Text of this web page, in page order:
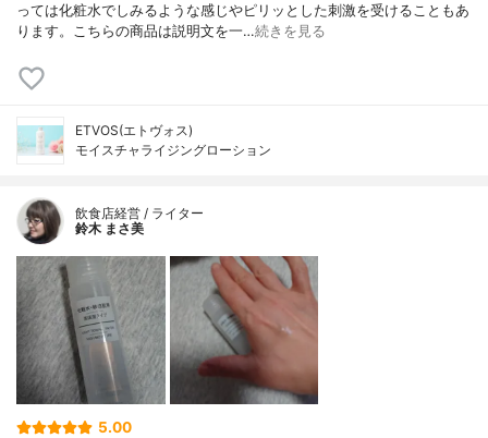
っては化粧水でしみるような感じやピリッとした刺激を受けることもあ
ります。こちらの商品は説明文を一…続きを見る
ETVOS(エトヴォス)
モイスチャライジングローション
飲食店経営 / ライター
鈴木 まさ美
5.00